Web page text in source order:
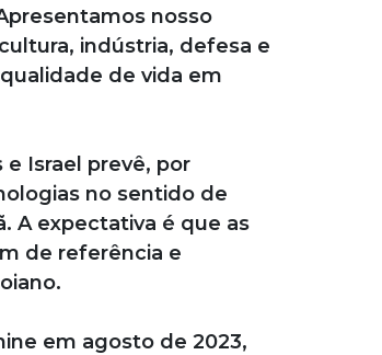
nosso
indústria, defesa e
de vida em
Israel prevê, por
no sentido de
A expectativa é que as
de referência e
em agosto de 2023,